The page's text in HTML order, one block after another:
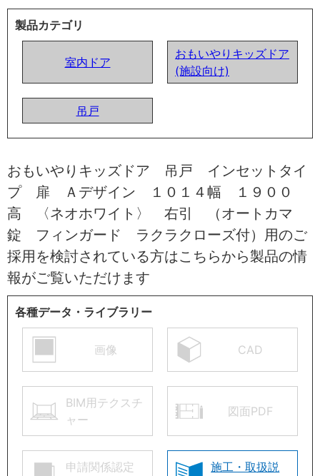
製品カテゴリ
室内ドア
おもいやりキッズドア
(施設向け)
吊戸
おもいやりキッズドア 吊戸 インセットタイ
プ 扉 Ａデザイン １０１４幅 １９００
高 〈ネオホワイト〉 右引 （オートカマ
錠 フィンガード ラクラクローズ付）用のご
採用を検討されている方はこちらから製品の情
報がご覧いただけます
各種データ・ライブラリー
画像 CAD
BIM用テクスチ
ャー
図面PDF
申請関係認定
施工・取扱説